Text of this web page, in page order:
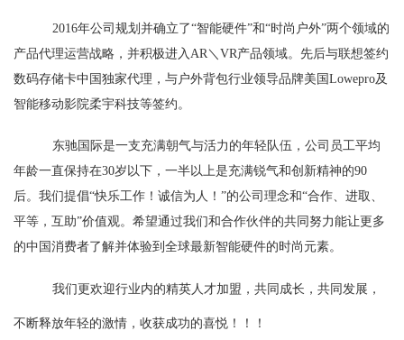
2016年公司规划并确立了“智能硬件”和“时尚户外”两个领域的
产品代理运营战略，并积极进入 AR ＼ VR产品领域。先后与联想签约
数码存储卡中国独家代理，与户外背包行业领导品牌美国Lowepro及
智能移动影院柔宇科技等签约。
东驰国际是一支充满朝气与活力的年轻队伍，公司员工平均
年龄一直保持在30岁以下，一半以上是充满锐气和创新精神的90
后。我们提倡“快乐工作！诚信为人！ ”的公司理念和“合作、进取、
平等，互助”价值观。希望通过我们和合作伙伴的共同努力能让更多
的中国消费者了解并体验到全球最新智能硬件的时尚元素。
我们更欢迎行业内的精英人才加盟，共同成长，共同发展，
不断释放年轻的激情，收获成功的喜悦！！！